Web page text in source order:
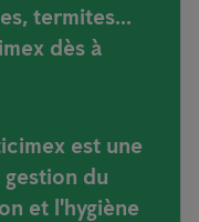
termites...
dès à
est une
du
et l'hygiène